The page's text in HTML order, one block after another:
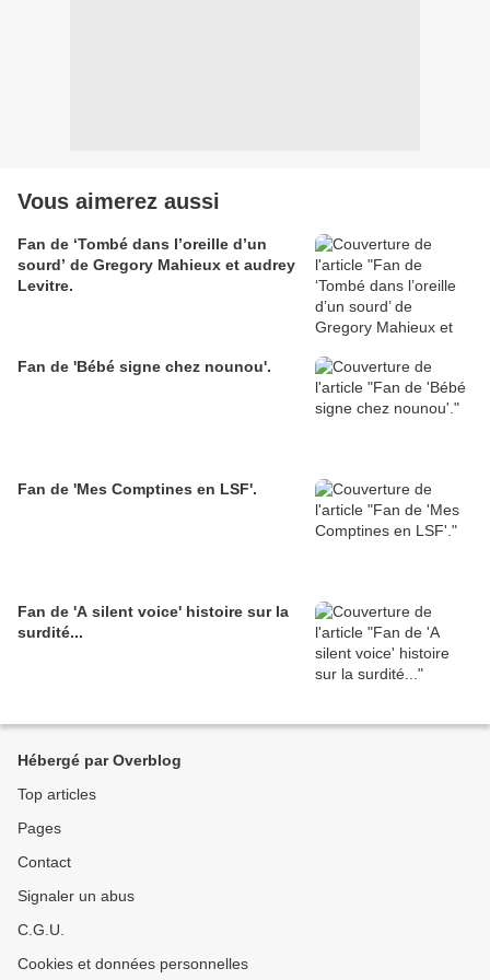
Vous aimerez aussi
Fan de ‘Tombé dans l’oreille d’un
sourd’ de Gregory Mahieux et audrey
Levitre.
Fan de 'Bébé signe chez nounou'.
Fan de 'Mes Comptines en LSF'.
Fan de 'A silent voice' histoire sur la
surdité...
Hébergé par Overblog
Top articles
Pages
Contact
Signaler un abus
C.G.U.
Cookies et données personnelles